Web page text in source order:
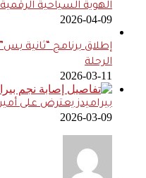
الهوية السياحية
2026-04-09
إطلاق برنامج “ثانية
الرحلة
2026-03-11
بيراميدز يعترض على
2026-03-09